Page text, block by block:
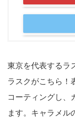
東京を代表するラ
ラスクがこちら！
コーティングし、
ます。キャラメル